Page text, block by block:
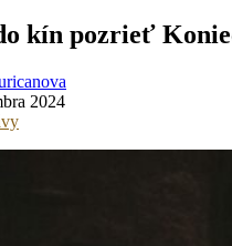
kín pozrieť
2024